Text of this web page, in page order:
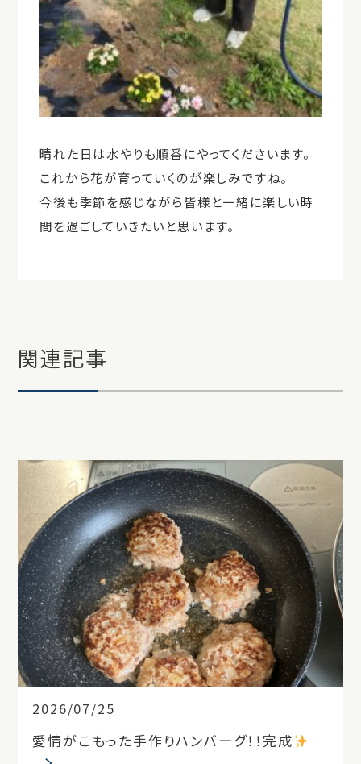
晴れた日は水やりも順番にやってくださいます。
これから花が育っていくのが楽しみですね。
今後も季節を感じながら皆様と一緒に楽しい時
間を過ごしていきたいと思います。
関連記事
2026/07/25
愛情がこもった手作りハンバーグ！！完成